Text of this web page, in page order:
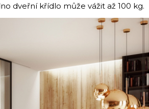
dveřní křídlo může vážit až 100 kg.